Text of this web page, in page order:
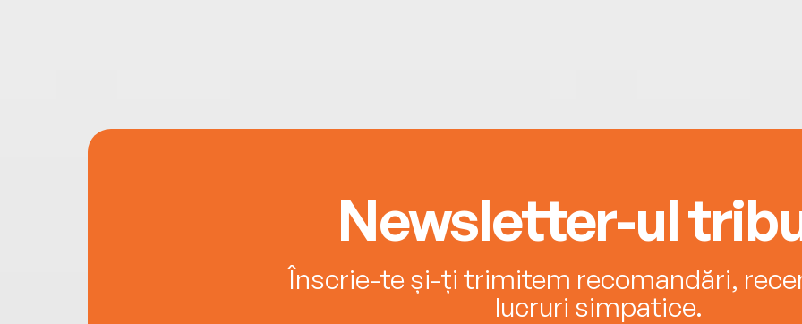
Newsletter-ul
Înscrie-te și-ți trimitem recomandări,
lucruri simpatice.